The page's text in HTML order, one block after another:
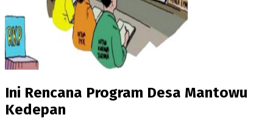
Ini Rencana Program Desa Mantowu
Kedepan